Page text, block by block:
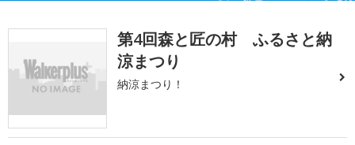
第4回森と匠の村 ふるさと納
涼まつり
納涼まつり！